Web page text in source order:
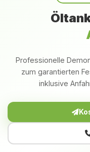
Professionelle
zum garantierten
inklusive